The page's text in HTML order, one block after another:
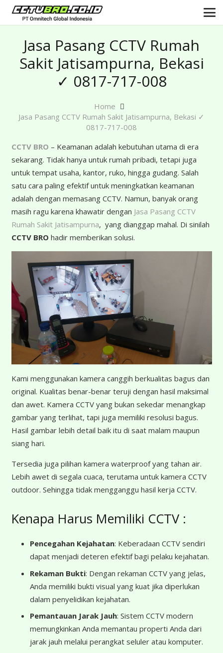
Jasa Pasang CCTV Rumah
Sakit Jatisampurna, Bekasi
✓ 0817-717-008
Home
Jasa Pasang CCTV Rumah Sakit Jatisampurna, Bekasi ✓
0817-717-008
CCTV BRO – Keamanan adalah kebutuhan utama di era
sekarang. Tidak hanya untuk rumah pribadi, tetapi juga
untuk tempat usaha, kantor, ruko, hingga gudang. Salah
satu cara paling efektif untuk meningkatkan keamanan
adalah dengan memasang CCTV. Namun, banyak orang
masih ragu karena khawatir dengan Jasa Pasang CCTV
Rumah Sakit Jatisampurna, yang dianggap mahal. Di sinilah
CCTV BRO hadir memberikan solusi.
Kami menggunakan kamera canggih berkualitas bagus dan
original. Kualitas benar-benar teruji dengan hasil maksimal
dan awet. Kamera CCTV yang bukan sekedar menangkap
gambar yang terlihat, tapi juga memiliki resolusi bagus.
Hasil gambar lebih detail baik itu di saat malam maupun
siang hari.
Tersedia juga pilihan kamera waterproof yang tahan air.
Lebih awet di segala cuaca, terutama untuk kamera CCTV
outdoor. Sehingga tidak mengganggu hasil kerja CCTV.
Kenapa Harus Memiliki CCTV :
Pencegahan Kejahatan: Keberadaan CCTV sendiri
dapat menjadi deteren efektif bagi pelaku kejahatan.
Rekaman Bukti: Dengan rekaman CCTV yang jelas,
Anda memiliki bukti visual yang kuat jika diperlukan
dalam penyelidikan kejahatan.
Pemantauan Jarak Jauh: Sistem CCTV modern
memungkinkan Anda memantau properti Anda dari
jarak jauh melalui perangkat seluler atau komputer.